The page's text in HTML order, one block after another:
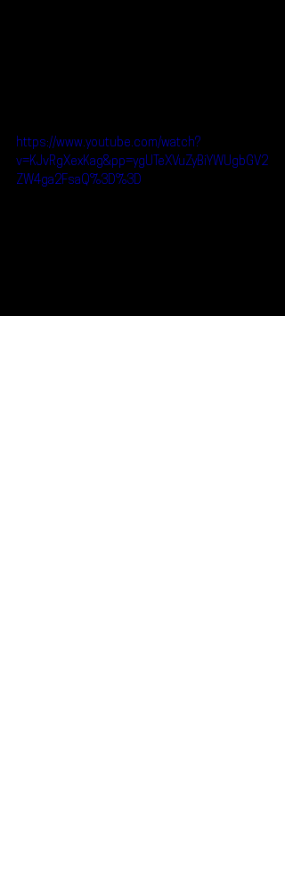
https://www.youtube.com/watch?
v=KJvRgXexKag&pp=ygUTeXVuZyBiYWUgbGV2
ZW4ga2FsaQ%3D%3D